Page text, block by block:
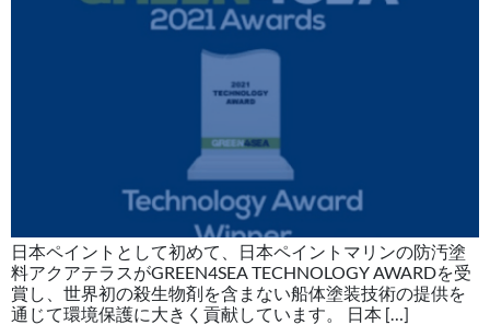
日本ペイントとして初めて、日本ペイントマリンの防汚塗
料アクアテラスがGREEN4SEA TECHNOLOGY AWARDを受
賞し、世界初の殺生物剤を含まない船体塗装技術の提供を
通じて環境保護に大きく貢献しています。 日本 […]